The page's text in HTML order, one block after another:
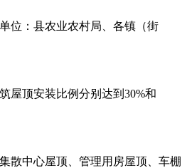
位：县农业农村局、各镇（街
屋顶安装比例分别达到30%和
散中心屋顶、管理用房屋顶、车棚